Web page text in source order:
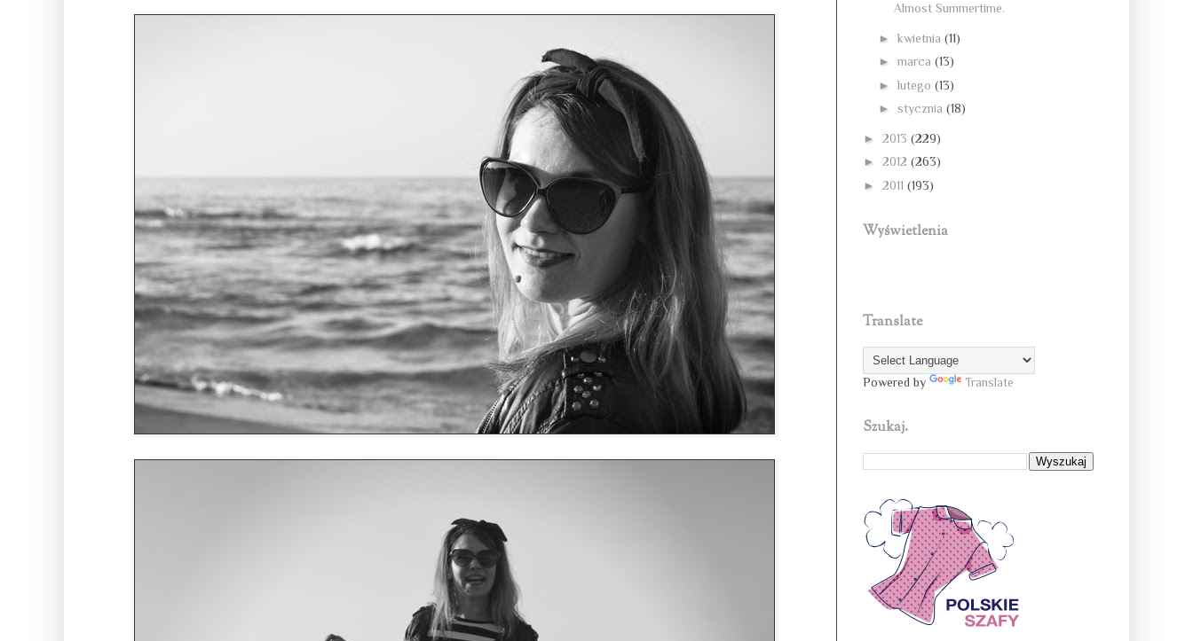
Almost Summertime.
► kwietnia (11)
► marca (13)
► lutego (13)
► stycznia (18)
► 2013 (229)
► 2012 (263)
► 2011 (193)
Wyświetlenia
Translate
Powered by Translate
Szukaj.